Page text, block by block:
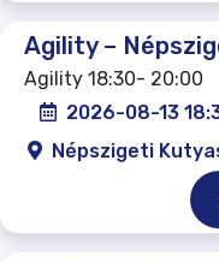
Agility –
Agility 18:30- 20:00
2026-08-13
Népszigeti